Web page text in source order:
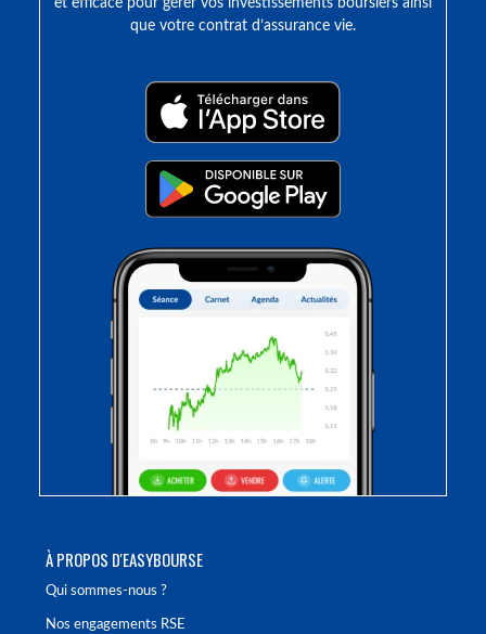
À PROPOS D'EASYBOURSE
Qui sommes-nous ?
Nos engagements RSE
et efficace pour gérer vos investissements boursiers ainsi
que votre contrat d’assurance vie.